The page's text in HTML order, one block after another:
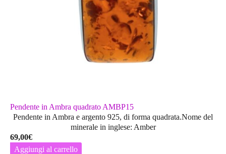
Pendente in Ambra quadrato AMBP15
Pendente in Ambra e argento 925, di forma quadrata.Nome del
minerale in inglese: Amber
69,00€
Aggiungi al carrello